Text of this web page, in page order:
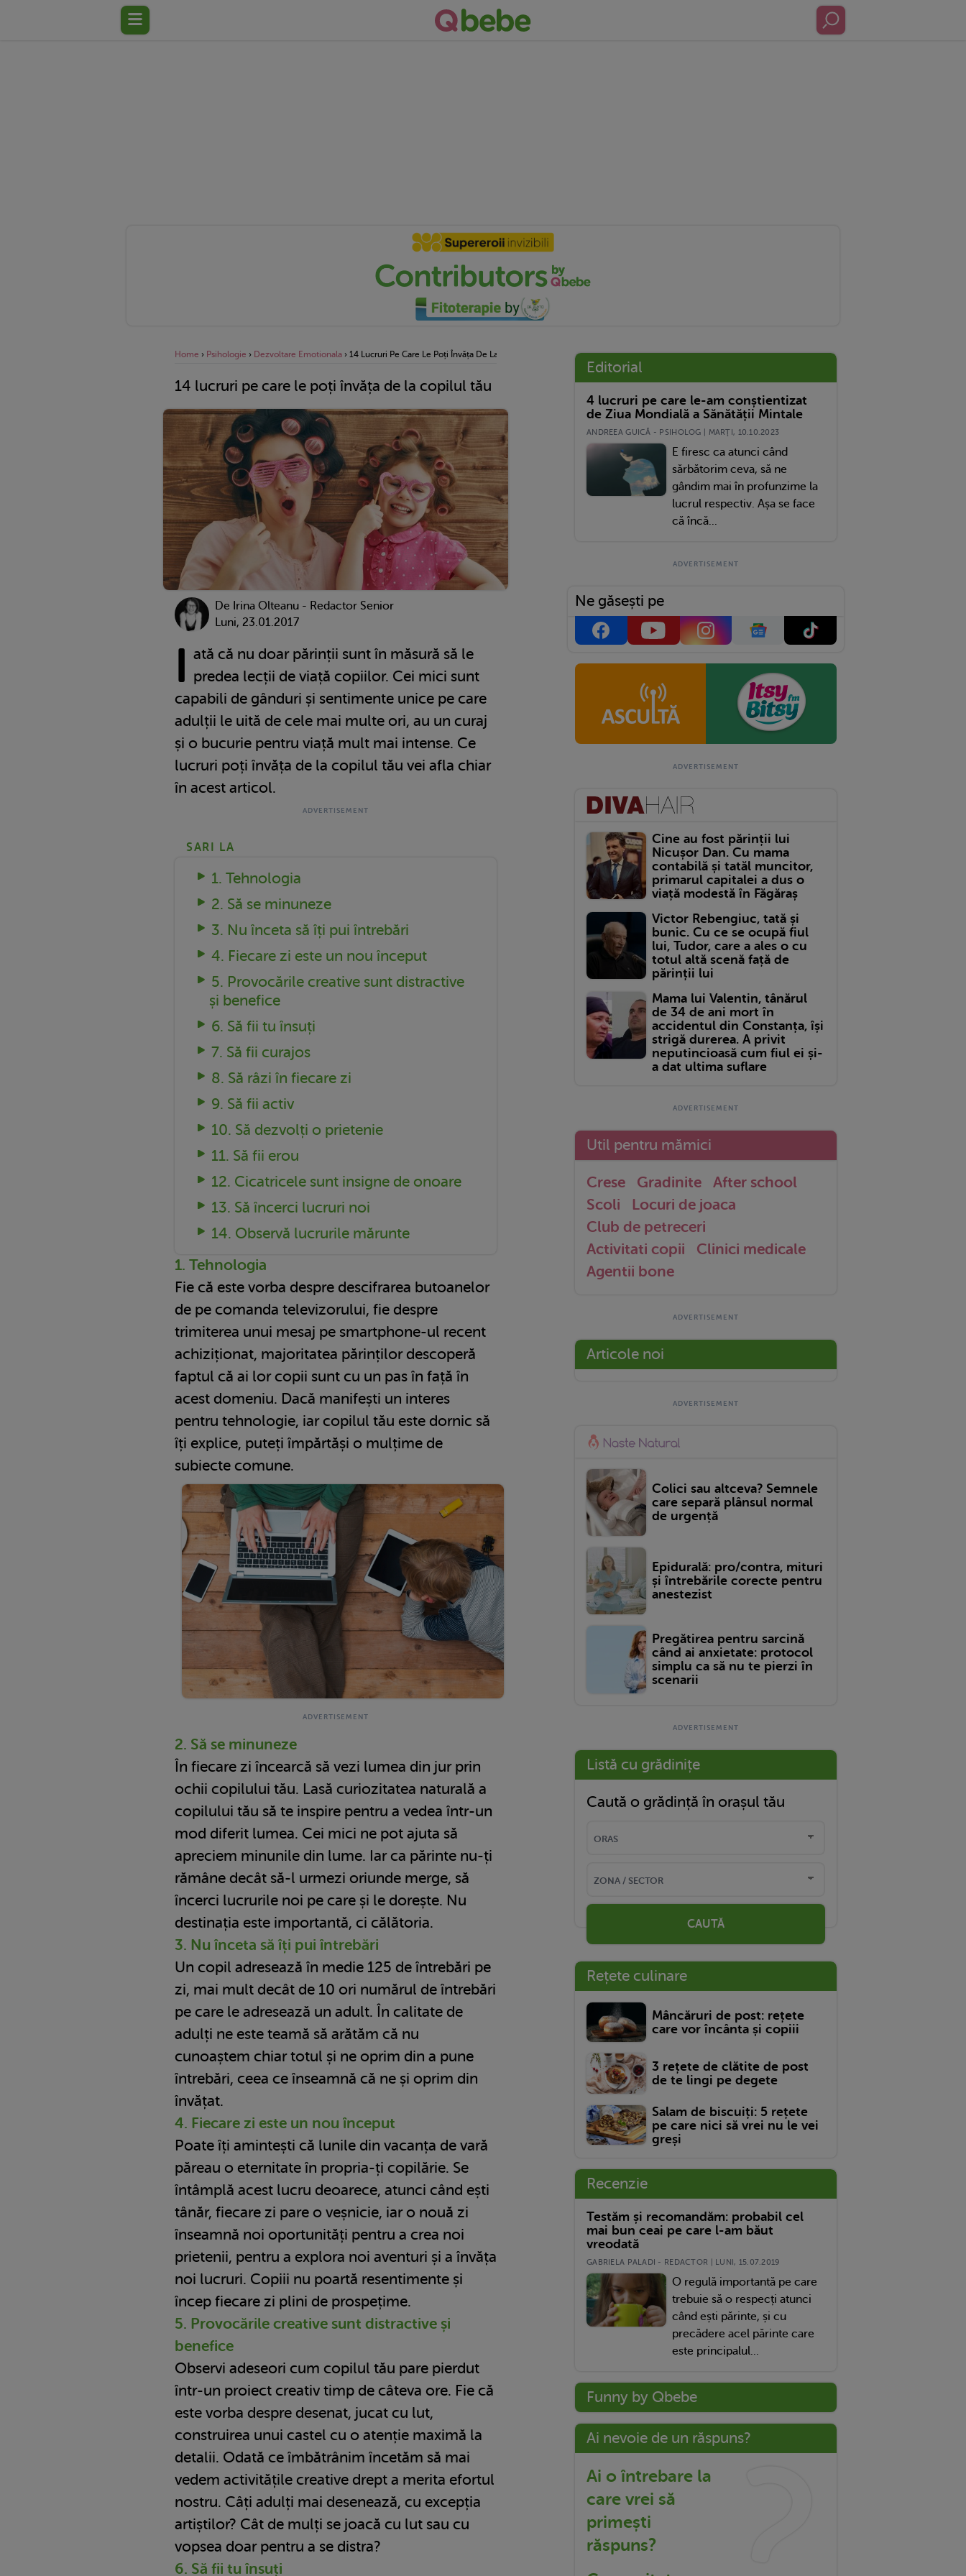
Home › Psihologie › Dezvoltare Emotionala › 14 Lucruri Pe Care Le Poți Învăța De La Copilul Tău
14 lucruri pe care le poți învăța de la copilul tău
De Irina Olteanu - Redactor Senior
Luni, 23.01.2017
I ată că nu doar părinții sunt în măsură să le
predea lecții de viață copiilor. Cei mici sunt
capabili de gânduri și sentimente unice pe care
adulții le uită de cele mai multe ori, au un curaj
și o bucurie pentru viață mult mai intense. Ce
lucruri poți învăța de la copilul tău vei afla chiar
în acest articol.
SARI LA
1. Tehnologia
2. Să se minuneze
3. Nu înceta să îți pui întrebări
4. Fiecare zi este un nou început
5. Provocările creative sunt distractive
și benefice
6. Să fii tu însuți
7. Să fii curajos
8. Să râzi în fiecare zi
9. Să fii activ
10. Să dezvolți o prietenie
11. Să fii erou
12. Cicatricele sunt insigne de onoare
13. Să încerci lucruri noi
14. Observă lucrurile mărunte
1. Tehnologia
Fie că este vorba despre descifrarea butoanelor
de pe comanda televizorului, fie despre
trimiterea unui mesaj pe smartphone-ul recent
achiziționat, majoritatea părinților descoperă
faptul că ai lor copii sunt cu un pas în față în
acest domeniu. Dacă manifești un interes
pentru tehnologie, iar copilul tău este dornic să
îți explice, puteți împărtăși o mulțime de
subiecte comune.
2. Să se minuneze
În fiecare zi încearcă să vezi lumea din jur prin
ochii copilului tău. Lasă curiozitatea naturală a
copilului tău să te inspire pentru a vedea într-un
mod diferit lumea. Cei mici ne pot ajuta să
apreciem minunile din lume. Iar ca părinte nu-ți
rămâne decât să-l urmezi oriunde merge, să
încerci lucrurile noi pe care și le dorește. Nu
destinația este importantă, ci călătoria.
3. Nu înceta să îți pui întrebări
Un copil adresează în medie 125 de întrebări pe
zi, mai mult decât de 10 ori numărul de întrebări
pe care le adresează un adult. În calitate de
adulți ne este teamă să arătăm că nu
cunoaștem chiar totul și ne oprim din a pune
întrebări, ceea ce înseamnă că ne și oprim din
învățat.
4. Fiecare zi este un nou început
Poate îți amintești că lunile din vacanța de vară
păreau o eternitate în propria-ți copilărie. Se
întâmplă acest lucru deoarece, atunci când ești
tânăr, fiecare zi pare o veșnicie, iar o nouă zi
înseamnă noi oportunități pentru a crea noi
prietenii, pentru a explora noi aventuri și a învăța
noi lucruri. Copiii nu poartă resentimente și
încep fiecare zi plini de prospețime.
5. Provocările creative sunt distractive și
benefice
Observi adeseori cum copilul tău pare pierdut
într-un proiect creativ timp de câteva ore. Fie că
este vorba despre desenat, jucat cu lut,
construirea unui castel cu o atenție maximă la
detalii. Odată ce îmbătrânim încetăm să mai
vedem activitățile creative drept a merita efortul
nostru. Câți adulți mai desenează, cu excepția
artiștilor? Cât de mulți se joacă cu lut sau cu
vopsea doar pentru a se distra?
6. Să fii tu însuți
Editorial
4 lucruri pe care le-am conștientizat
de Ziua Mondială a Sănătății Mintale
ANDREEA GUICĂ - PSIHOLOG | MARŢI, 10.10.2023
E firesc ca atunci când
sărbătorim ceva, să ne
gândim mai în profunzime la
lucrul respectiv. Așa se face
că încă...
Ne găsești pe
Cine au fost părinții lui
Nicușor Dan. Cu mama
contabilă și tatăl muncitor,
primarul capitalei a dus o
viață modestă în Făgăraș
Victor Rebengiuc, tată și
bunic. Cu ce se ocupă fiul
lui, Tudor, care a ales o cu
totul altă scenă față de
părinții lui
Mama lui Valentin, tânărul
de 34 de ani mort în
accidentul din Constanța, își
strigă durerea. A privit
neputincioasă cum fiul ei și-
a dat ultima suflare
Util pentru mămici
Crese Gradinite
After school
Scoli
Locuri de joaca
Club de petreceri
Activitati copii
Clinici medicale
Agentii bone
Articole noi
Colici sau altceva? Semnele
care separă plânsul normal
de urgență
Epidurală: pro/contra, mituri
și întrebările corecte pentru
anestezist
Pregătirea pentru sarcină
când ai anxietate: protocol
simplu ca să nu te pierzi în
scenarii
Listă cu grădinițe
Caută o grădință în orașul tău
CAUTĂ
Rețete culinare
Mâncăruri de post: rețete
care vor încânta și copiii
3 rețete de clătite de post
de te lingi pe degete
Salam de biscuiți: 5 rețete
pe care nici să vrei nu le vei
greși
Recenzie
Testăm și recomandăm: probabil cel
mai bun ceai pe care l-am băut
vreodată
GABRIELA PALADI - REDACTOR | LUNI, 15.07.2019
O regulă importantă pe care
trebuie să o respecți atunci
când ești părinte, și cu
precădere acel părinte care
este principalul...
Funny by Qbebe
Ai nevoie de un răspuns?
Ai o întrebare la
care vrei să
primești
răspuns?